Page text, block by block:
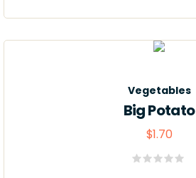
0
5
Vegetables
Big Potato
$1.70